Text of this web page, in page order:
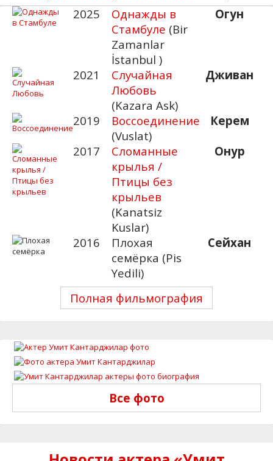
2025
Однажды в
Стамбуле (Bir
Zamanlar
İstanbul )
Огун
2021
Случайная
Любовь
(Kazara Ask)
Дживан
2019
Воссоединение
(Vuslat)
Керем
2017
Сломанные
крылья /
Птицы без
крыльев
(Kanatsiz
Kuslar)
Онур
2016
Плохая
семёрка (Pis
Yedili)
Сейхан
Полная фильмография
Все фото